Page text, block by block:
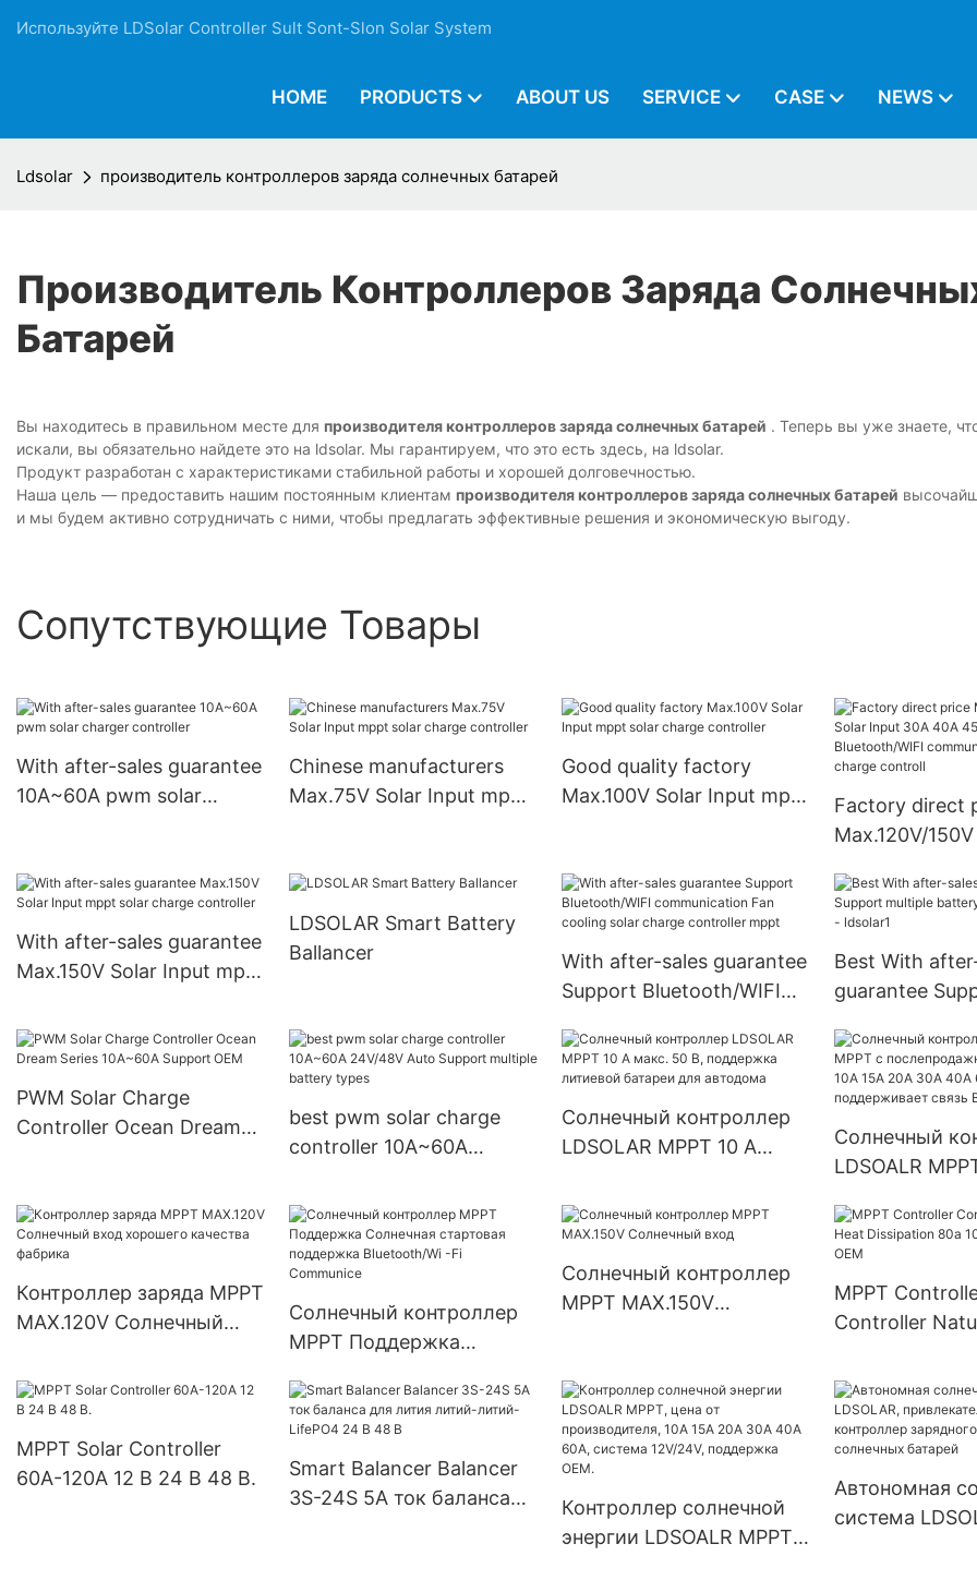
Используйте LDSolar Controller Sult Sont-Slon Solar System
HOME PRODUCTS ABOUT US SERVICE CASE NEWS
Ldsolar производитель контроллеров заряда солнечных батарей
Производитель Контроллеров Заряда
Батарей
Вы находитесь в правильном месте для производителя контроллеров заряда солнечных батарей . Теперь вы уже знаете,
искали, вы обязательно найдете это на ldsolar. Мы гарантируем, что это есть здесь, на ldsolar.
Продукт разработан с характеристиками стабильной работы и хорошей долговечностью.
Наша цель — предоставить нашим постоянным клиентам производителя контроллеров заряда солнечных батарей
и мы будем активно сотрудничать с ними, чтобы предлагать эффективные решения и экономическую выгоду.
Сопутствующие Товары
With after-sales guarantee
10A~60A pwm solar
Chinese manufacturers
Max.75V Solar Input mppt
Good quality factory
Max.100V Solar Input mppt
Factory direct
Max.120V/
Bluetooth/WIFI
communication
charge controll
With after-sales guarantee
Max.150V Solar Input mppt
LDSOLAR Smart Battery
Ballancer
With after-sales guarantee
Support Bluetooth/WIFI
cooling solar charge
controller mppt
Best With
guarantee
Company -
PWM Solar Charge
Controller Ocean Dream
best pwm solar charge
controller 10A~60A
multiple battery types
Солнечный контроллер
LDSOLAR MPPT 10 А
литиевой батареи для
автодома
Солнечный
LDSOALR
гарантией 10A
30A 40A 60A
поддерживает
Bluetooth/WIFI
Контроллер заряда MPPT
MAX.120V Солнечный
фабрика
Солнечный контроллер
MPPT Поддержка
поддержка Bluetooth/Wi -
Fi Communice
Солнечный контроллер
MPPT MAX.150V
MPPT
Controller
поддержка
MPPT Solar Controller
60A-120A 12 В 24 В 48 В.
Smart Balancer Balancer
3S-24S 5A ток баланса
Контроллер солнечной
энергии LDSOALR MPPT,
Автономная
система